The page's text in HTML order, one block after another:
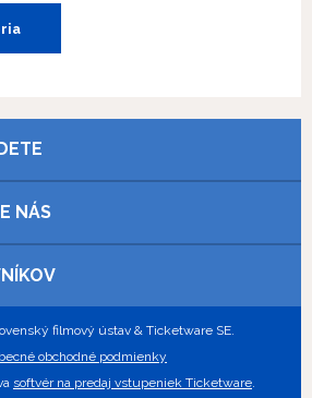
NÁS
filmový ústav & Ticketware SE.
obchodné podmienky
softvér na predaj vstupeniek Ticketware